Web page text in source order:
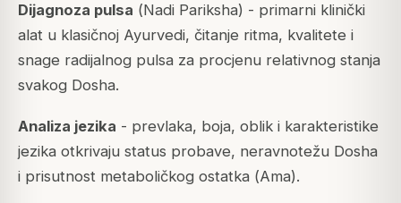
Dijagnoza pulsa (Nadi Pariksha) - primarni klinički
alat u klasičnoj Ayurvedi, čitanje ritma, kvalitete i
snage radijalnog pulsa za procjenu relativnog stanja
svakog Dosha.
Analiza jezika - prevlaka, boja, oblik i karakteristike
jezika otkrivaju status probave, neravnotežu Dosha
i prisutnost metaboličkog ostatka (Ama).